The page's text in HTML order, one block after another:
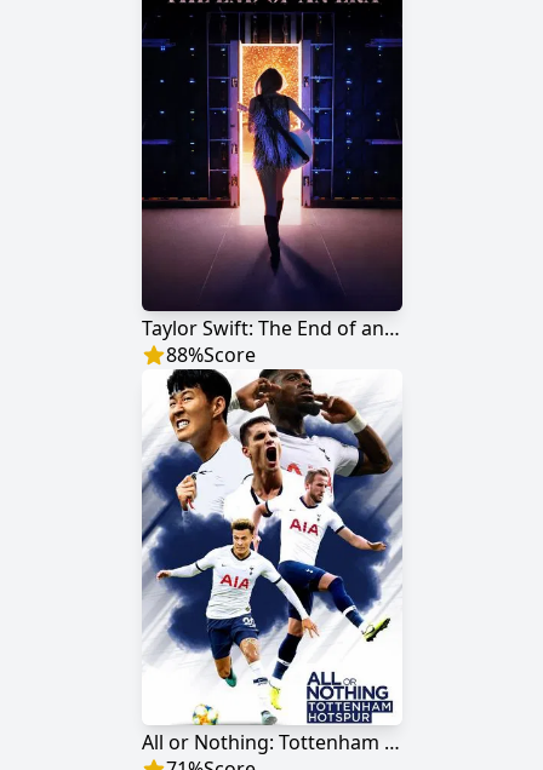
Taylor Swift: The End of an Era
88%Score
All or Nothing: Tottenham Hotspur